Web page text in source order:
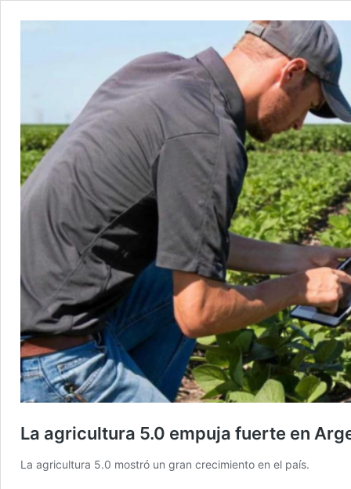
La agricultura 5.0 empuja fuerte en
La agricultura 5.0 mostró un gran crecimiento en el país.